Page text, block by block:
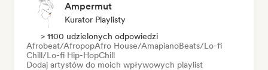
Ampermut
Kurator Playlisty
> 1100 udzielonych odpowiedzi
Afrobeat/AfropopAfro House/AmapianoBeats/Lo-fi
Chill/Lo-fi Hip-HopChill
Dodaj artystów do moich wpływowych playlist